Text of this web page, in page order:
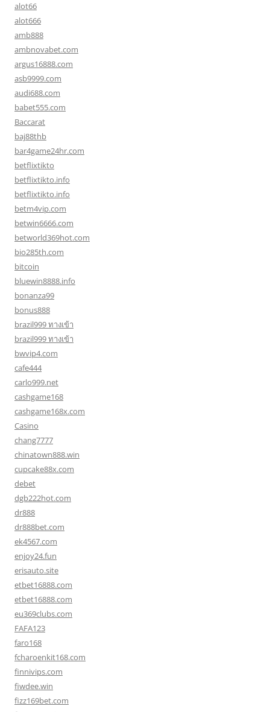
alot66
alot666
amb888
ambnovabet.com
argus16888.com
asb9999.com
audi688.com
babet555.com
Baccarat
baj88thb
bar4game24hr.com
betflixtikto
betflixtikto.info
betflixtikto.info
betm4vip.com
betwin6666.com
betworld369hot.com
bio285th.com
bitcoin
bluewin8888.info
bonanza99
bonus888
brazil999 ทางเข้า
brazil999 ทางเข้า
bwvip4.com
cafe444
carlo999.net
cashgame168
cashgame168x.com
Casino
chang7777
chinatown888.win
cupcake88x.com
debet
dgb222hot.com
dr888
dr888bet.com
ek4567.com
enjoy24.fun
erisauto.site
etbet16888.com
etbet16888.com
eu369clubs.com
FAFA123
faro168
fcharoenkit168.com
finnivips.com
fiwdee.win
fizz169bet.com